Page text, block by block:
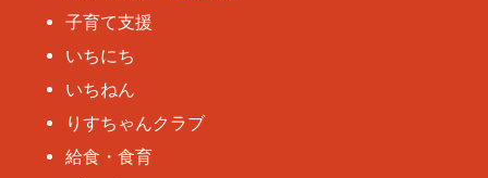
子育て支援
いちにち
いちねん
りすちゃんクラブ
給食・食育